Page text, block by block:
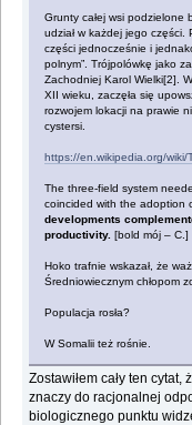
Grunty całej wsi podzielone
udział w każdej jego
części jednocześnie i
polnym”. Trójpolówkę jako
Zachodniej Karol Wielki[2].
XII wieku, zaczęła się
rozwojem lokacji na prawie
cystersi.
https://en.wikipedia.org/wiki/
The three-field system
coincided with the adoption
developments
productivity.[bold mój – C.]
Hoko trafnie wskazał, że
Średniowiecznym chłopom
Populacja rosła?
W Somalii też rośnie.
Zostawiłem cały ten
znaczy do racjonalnej
biologicznego punktu